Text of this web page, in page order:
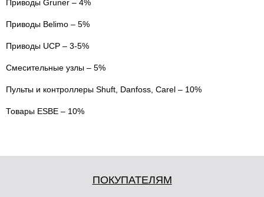
Приводы Gruner – 4%
Приводы Belimo – 5%
Приводы UCP – 3-5%
Смесительные узлы – 5%
Пульты и контроллеры Shuft, Danfoss, Carel – 10%
Товары ESBE – 10%
ПОКУПАТЕЛЯМ